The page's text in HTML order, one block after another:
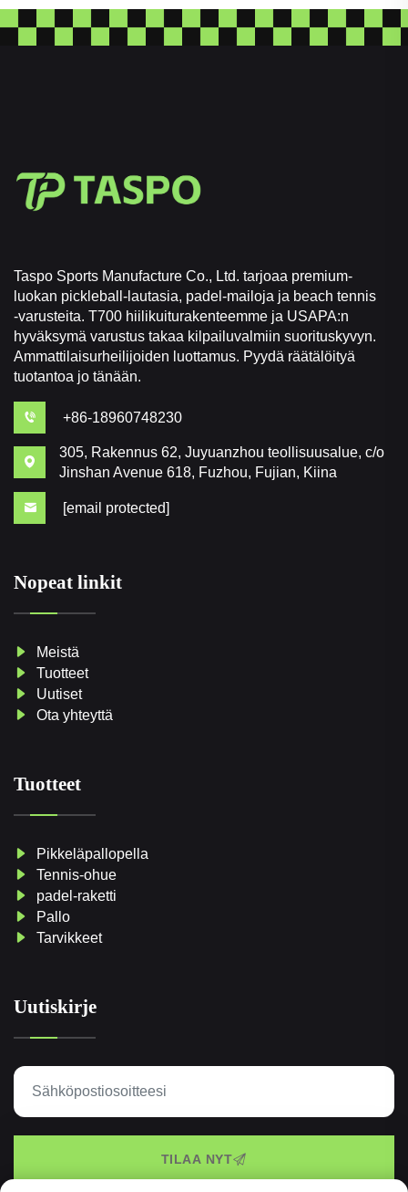
Taspo Sports Manufacture Co., Ltd. tarjoaa premium-
luokan pickleball-lautasia, padel-mailoja ja beach tennis
-varusteita. T700 hiilikuiturakenteemme ja USAPA:n
hyväksymä varustus takaa kilpailuvalmiin suorituskyvyn.
Ammattilaisurheilijoiden luottamus. Pyydä räätälöityä
tuotantoa jo tänään.
+86-18960748230
305, Rakennus 62, Juyuanzhou teollisuusalue, c/o
Jinshan Avenue 618, Fuzhou, Fujian, Kiina
[email protected]
Nopeat linkit
Meistä
Tuotteet
Uutiset
Ota yhteyttä
Tuotteet
Pikkeläpallopella
Tennis-ohue
padel-raketti
Pallo
Tarvikkeet
Uutiskirje
TILAA NYT